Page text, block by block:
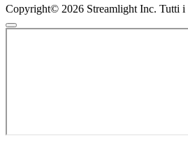
Copyright© 2026 Streamlight Inc. Tutti i